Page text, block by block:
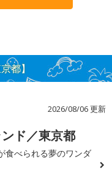
都】
2026/08/06 更新
ド／東京都
食べられる夢のワンダ